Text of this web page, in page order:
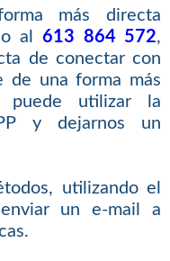
más directa
o al 613 864 572,
de conectar con
de una forma más
puede utilizar la
y dejarnos un
utilizando el
un e-mail a